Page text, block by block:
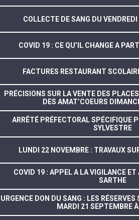
COLLECTE DE SANG DU
COVID 19 : CE QU’IL CHANGE A
FACTURES RESTAURANT
PRÉCISIONS SUR LA VENTE DES
DES AMAT’COEURS
ARRÊTÉ PRÉFECTORAL SPÉCIFIQUE
SYLVESTRE
LUNDI 22 NOVEMBRE : TRAVAUX
COVID 19 : APPEL A LA VIGILANCE ET
SARTHE
URGENCE DON DU SANG : LES
MARDI 21 SEPTEMBRE